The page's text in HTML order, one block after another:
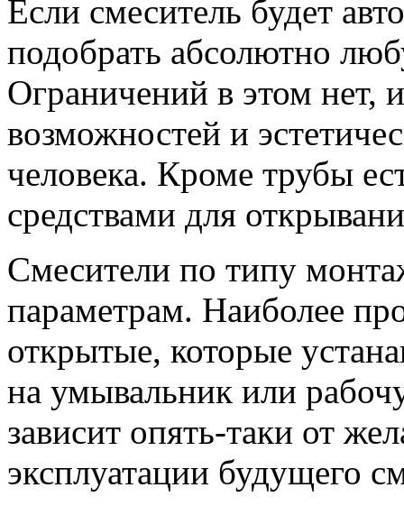
Если смеситель будет
подобрать абсолютно
Ограничений в этом нет,
возможностей и
человека. Кроме трубы
средствами для
Смесители по типу
параметрам. Наиболее
открытые, которые
на умывальник или
зависит опять-таки от
эксплуатации будущего